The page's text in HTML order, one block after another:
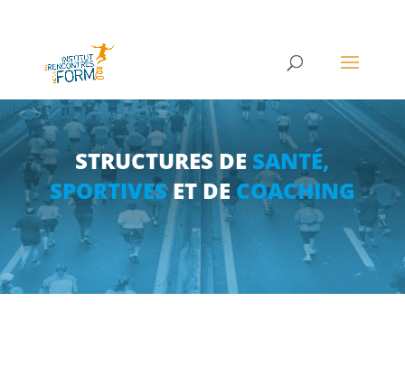
STRUCTURES DE SANTÉ,
SPORTIVESET DE COACHING